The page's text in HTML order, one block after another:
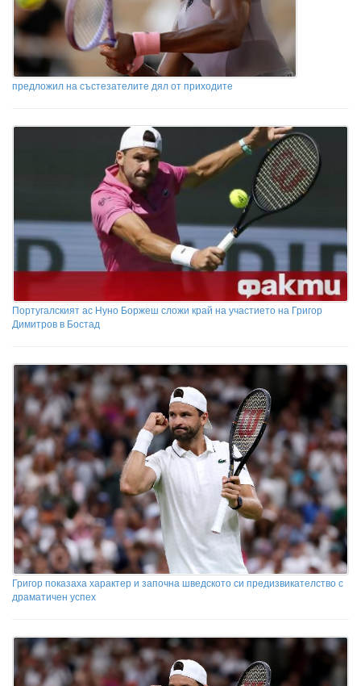
предложил на състезателите дял от приходите
Португалският ас Нуно Боржеш сложи край на участието на Григор
Димитров в Бостад
Григор показаха характер и започна шведското си предизвикателство с
драматичен успех